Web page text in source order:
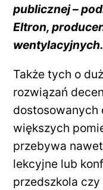
publicznej –
Eltron,
wentylacyjnych.
Także tych o
rozwiązań
dostosowanych
większych
przebywa
lekcyjne lub
przedszkola